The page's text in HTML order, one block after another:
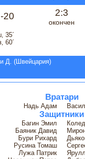
20 2:3
окончен
35´
60´
Д. (Швейцария)
Вратари
Надь Адам
Защитники
Багин Эмил
Баяник Давид
Бури Рихард
Русина Томаш
Лужа Патрик